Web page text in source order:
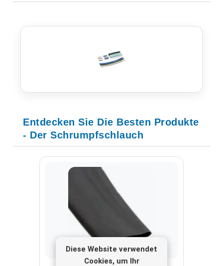
Diese Website verwendet
Cookies, um Ihr
Entdecken Sie Die Besten Produkte
- Der Schrumpfschlauch